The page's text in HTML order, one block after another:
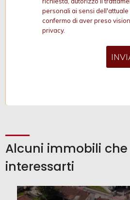
personali ai sensi dell'attuale
confermo di aver preso
privacy.
Alcuni immobili
interessarti